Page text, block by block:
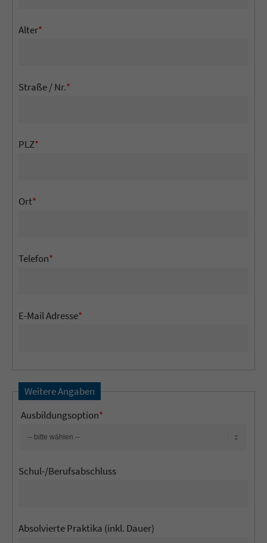
Alter*
Straße / Nr.*
PLZ*
Ort*
Telefon*
E-Mail Adresse*
Weitere Angaben
Ausbildungsoption*
Schul-/Berufsabschluss
Absolvierte Praktika (inkl. Dauer)